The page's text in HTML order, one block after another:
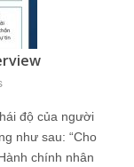
độ của người
như sau: “Cho
chính nhân